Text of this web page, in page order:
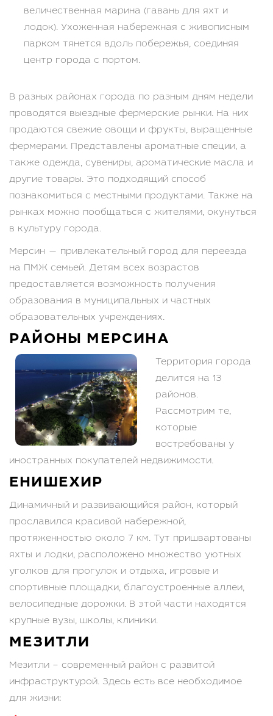
величественная марина (гавань для яхт и
лодок). Ухоженная набережная с живописным
парком тянется вдоль побережья, соединяя
центр города с портом.
В разных районах города по разным дням недели
проводятся выездные фермерские рынки. На них
продаются свежие овощи и фрукты, выращенные
фермерами. Представлены ароматные специи, а
также одежда, сувениры, ароматические масла и
другие товары. Это подходящий способ
познакомиться с местными продуктами. Также на
рынках можно пообщаться с жителями, окунуться
в культуру города.
Мерсин — привлекательный город для переезда
на ПМЖ семьей. Детям всех возрастов
предоставляется возможность получения
образования в муниципальных и частных
образовательных учреждениях.
РАЙОНЫ МЕРСИНА
Территория города
делится на 13
районов.
Рассмотрим те,
которые
востребованы у
иностранных покупателей недвижимости.
ЕНИШЕХИР
Динамичный и развивающийся район, который
прославился красивой набережной,
протяженностью около 7 км. Тут пришвартованы
яхты и лодки, расположено множество уютных
уголков для прогулок и отдыха, игровые и
спортивные площадки, благоустроенные аллеи,
велосипедные дорожки. В этой части находятся
крупные вузы, школы, клиники.
МЕЗИТЛИ
Мезитли – современный район с развитой
инфраструктурой. Здесь есть все необходимое
для жизни: